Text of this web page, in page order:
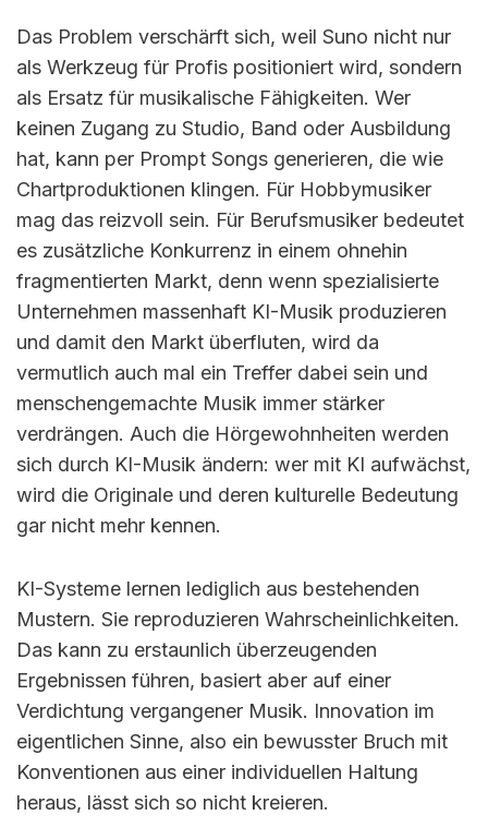
Das Problem verschärft sich, weil Suno nicht nur
als Werkzeug für Profis positioniert wird, sondern
als Ersatz für musikalische Fähigkeiten. Wer
keinen Zugang zu Studio, Band oder Ausbildung
hat, kann per Prompt Songs generieren, die wie
Chartproduktionen klingen. Für Hobbymusiker
mag das reizvoll sein. Für Berufsmusiker bedeutet
es zusätzliche Konkurrenz in einem ohnehin
fragmentierten Markt, denn wenn spezialisierte
Unternehmen massenhaft KI-Musik produzieren
und damit den Markt überfluten, wird da
vermutlich auch mal ein Treffer dabei sein und
menschengemachte Musik immer stärker
verdrängen. Auch die Hörgewohnheiten werden
sich durch KI-Musik ändern: wer mit KI aufwächst,
wird die Originale und deren kulturelle Bedeutung
gar nicht mehr kennen.
KI-Systeme lernen lediglich aus bestehenden
Mustern. Sie reproduzieren Wahrscheinlichkeiten.
Das kann zu erstaunlich überzeugenden
Ergebnissen führen, basiert aber auf einer
Verdichtung vergangener Musik. Innovation im
eigentlichen Sinne, also ein bewusster Bruch mit
Konventionen aus einer individuellen Haltung
heraus, lässt sich so nicht kreieren.